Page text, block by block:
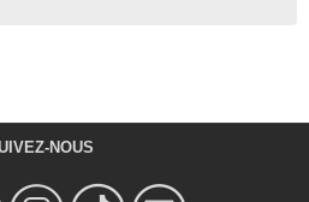
NOUS